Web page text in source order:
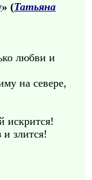
» (Татьяна
любви и
на севере,
искрится!
злится!